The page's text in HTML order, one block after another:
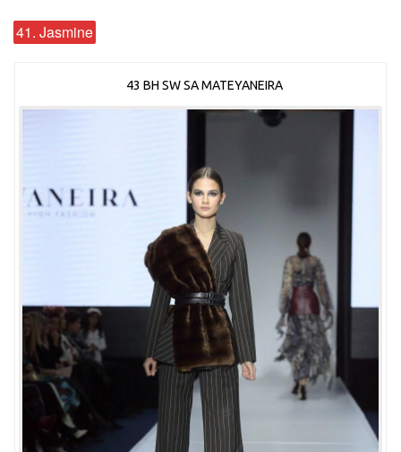
41. Jasmine
43 BH SW SA MATEYANEIRA